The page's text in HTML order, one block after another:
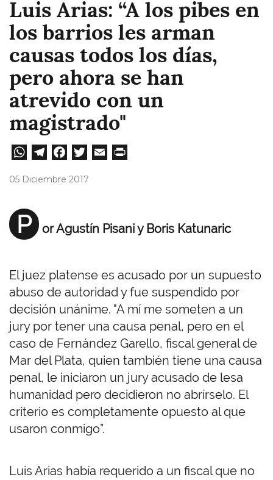
Luis Arias: “A los pibes en
los barrios les arman
causas todos los días,
pero ahora se han
atrevido con un
magistrado"
W
A
pp
Te
m
Fa
05 Diciembre 2017
P or Agustín Pisani y Boris Katunaric
El juez platense es acusado por un supuesto
abuso de autoridad y fue suspendido por
decisión unánime. "A mí me someten a un
jury por tener una causa penal, pero en el
caso de Fernández Garello, fiscal general de
Mar del Plata, quien también tiene una causa
penal, le iniciaron un jury acusado de lesa
humanidad pero decidieron no abrírselo. El
criterio es completamente opuesto al que
usaron conmigo”.
Luis Arias había requerido a un fiscal que no